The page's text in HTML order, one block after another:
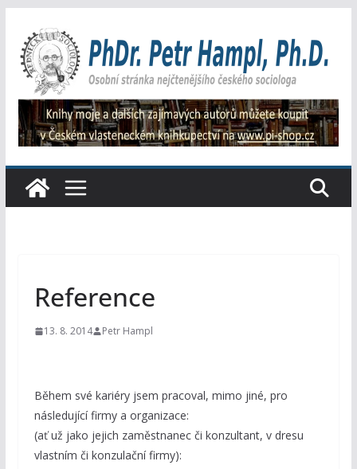
obsah
Reference
13. 8. 2014 Petr Hampl
Během své kariéry jsem pracoval, mimo jiné, pro
následující firmy a organizace:
(ať už jako jejich zaměstnanec či konzultant, v dresu
vlastním či konzulační firmy):